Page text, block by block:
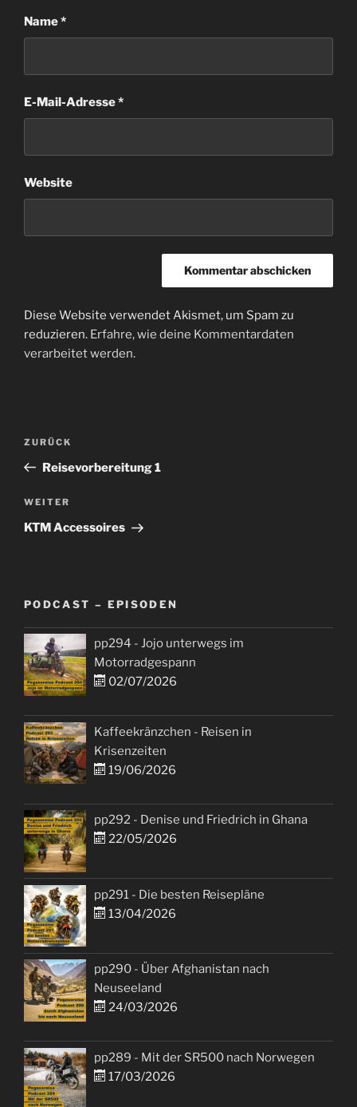
Name*
E-Mail-Adresse*
Website
Diese Website verwendet Akismet, um Spam zu
reduzieren. Erfahre, wie deine Kommentardaten
verarbeitet werden.
Beitragsnavigation
Vorheriger
Beitrag
ZURÜCK
Reisevorbereitung 1
Nächster
Beitrag
WEITER
KTM Accessoires
PODCAST – EPISODEN
pp294 - Jojo unterwegs im
Motorradgespann
02/07/2026
Kaffeekränzchen - Reisen in
Krisenzeiten
19/06/2026
pp292 - Denise und Friedrich in Ghana
22/05/2026
pp291 - Die besten Reisepläne
13/04/2026
pp290 - Über Afghanistan nach
Neuseeland
24/03/2026
pp289 - Mit der SR500 nach Norwegen
17/03/2026